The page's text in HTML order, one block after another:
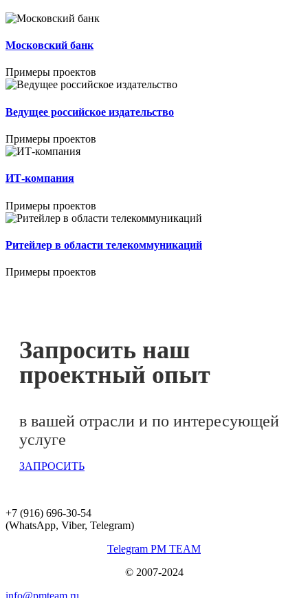
Московский банк
Примеры проектов
Ведущее российское издательство
Примеры проектов
ИТ-компания
Примеры проектов
Ритейлер в области телекоммуникаций
Примеры проектов
Запросить наш
проектный опыт
в вашей отрасли и по интересующей
услуге
ЗАПРОСИТЬ
+7 (916) 696-30-54
(WhatsApp, Viber, Telegram)
Telegram PM TEAM
© 2007-2024
info@pmteam.ru